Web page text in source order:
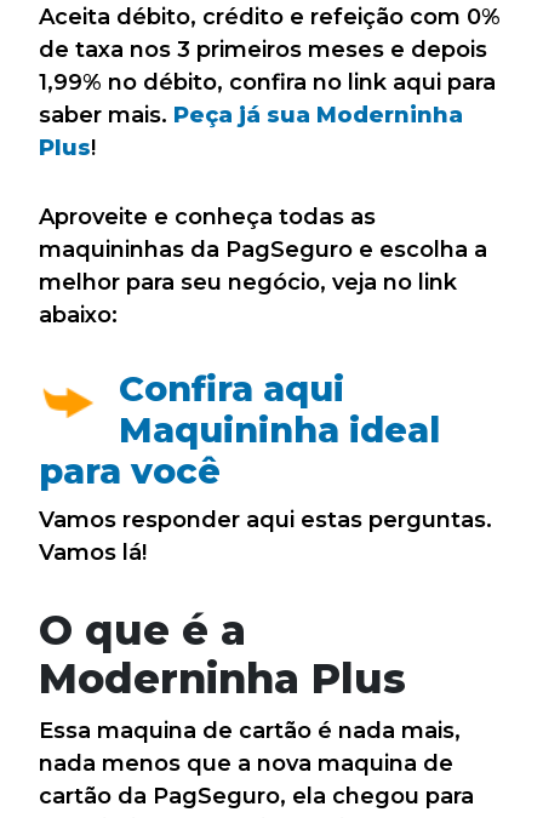
Aceita débito, crédito e refeição com 0%
de taxa nos 3 primeiros meses e depois
1,99% no débito, confira no link aqui para
saber mais. Peça já sua Moderninha
Plus!
Aproveite e conheça todas as
maquininhas da PagSeguro e escolha a
melhor para seu negócio, veja no link
abaixo:
Confira aqui
Maquininha ideal
para você
Vamos responder aqui estas perguntas.
Vamos lá!
O que é a
Moderninha Plus
Essa maquina de cartão é nada mais,
nada menos que a nova maquina de
cartão da PagSeguro, ela chegou para